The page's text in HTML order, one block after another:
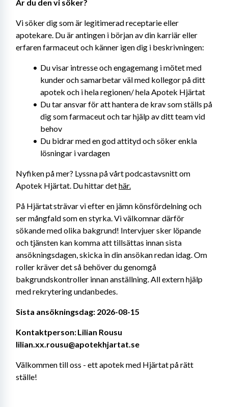
Är du den vi söker?
Vi söker dig som är legitimerad receptarie eller
apotekare. Du är antingen i början av din karriär eller
erfaren farmaceut och känner igen dig i beskrivningen:
Du visar intresse och engagemang i mötet med
kunder och samarbetar väl med kollegor på ditt
apotek och i hela regionen/ hela Apotek Hjärtat
Du tar ansvar för att hantera de krav som ställs på
dig som farmaceut och tar hjälp av ditt team vid
behov
Du bidrar med en god attityd och söker enkla
lösningar i vardagen
Nyfiken på mer? Lyssna på vårt podcastavsnitt om
Apotek Hjärtat. Du hittar det här.
På Hjärtat strävar vi efter en jämn könsfördelning och
ser mångfald som en styrka. Vi välkomnar därför
sökande med olika bakgrund! Intervjuer sker löpande
och tjänsten kan komma att tillsättas innan sista
ansökningsdagen, skicka in din ansökan redan idag. Om
roller kräver det så behöver du genomgå
bakgrundskontroller innan anställning. All extern hjälp
med rekrytering undanbedes.
Sista ansökningsdag: 2026-08-15
Kontaktperson: Lilian Rousu
lilian.xx.rousu@apotekhjartat.se
Välkommen till oss - ett apotek med Hjärtat på rätt
ställe!